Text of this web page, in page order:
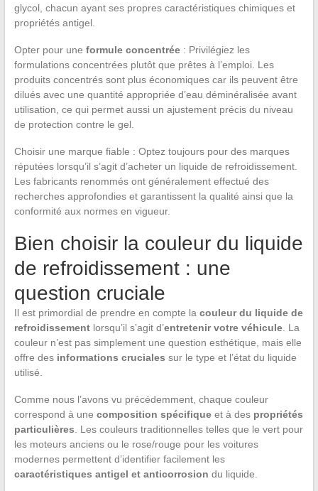
glycol, chacun ayant ses propres caractéristiques chimiques et
propriétés antigel.
Opter pour une formule concentrée: Privilégiez les
formulations concentrées plutôt que prêtes à l’emploi. Les
produits concentrés sont plus économiques car ils peuvent être
dilués avec une quantité appropriée d’eau déminéralisée avant
utilisation, ce qui permet aussi un ajustement précis du niveau
de protection contre le gel.
Choisir une marque fiable : Optez toujours pour des marques
réputées lorsqu’il s’agit d’acheter un liquide de refroidissement.
Les fabricants renommés ont généralement effectué des
recherches approfondies et garantissent la qualité ainsi que la
conformité aux normes en vigueur.
Bien choisir la couleur du liquide
de refroidissement : une
question cruciale
Il est primordial de prendre en compte la couleur du liquide de
refroidissementlorsqu’il s’agit d’entretenir votre véhicule. La
couleur n’est pas simplement une question esthétique, mais elle
offre des informations cruciales sur le type et l’état du liquide
utilisé.
Comme nous l’avons vu précédemment, chaque couleur
correspond à une composition spécifiqueet à des propriétés
particulières . Les couleurs traditionnelles telles que le vert pour
les moteurs anciens ou le rose/rouge pour les voitures
modernes permettent d’identifier facilement les
caractéristiques antigel et anticorrosion du liquide.